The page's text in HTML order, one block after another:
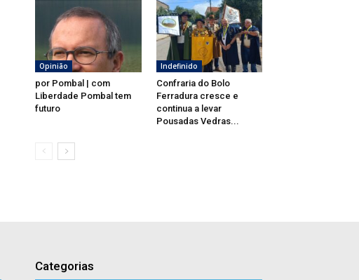
Opinião
por Pombal | com
Liberdade Pombal tem
futuro
Indefinido
Confraria do Bolo
Ferradura cresce e
continua a levar
Pousadas Vedras...
Categorias